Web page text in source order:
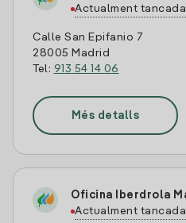
Actualment tancada
Calle San Epifanio 7
28005 Madrid
Tel: 913 54 14 06
Més detalls
Oficina Iberdrola
Actualment tancada